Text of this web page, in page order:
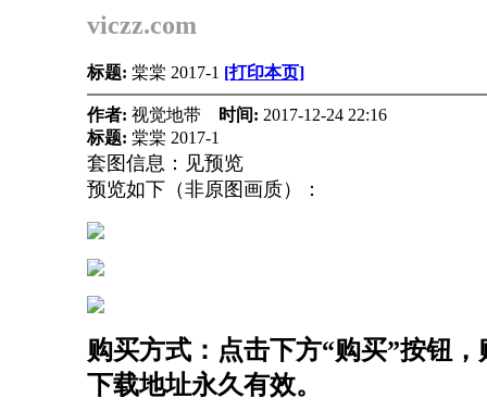
viczz.com
标题: 棠棠 2017-1 [打印本页]
作者: 视觉地带 时间: 2017-12-24 22:16
标题: 棠棠 2017-1
套图信息：见预览
预览如下（非原图画质）：
购买方式：点击下方“购买”按钮
下载地址永久有效。